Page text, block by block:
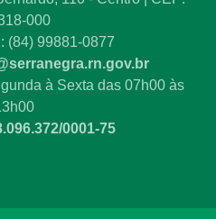
000
(84) 99881-0877
à Sexta das 07h00 às
0001-75